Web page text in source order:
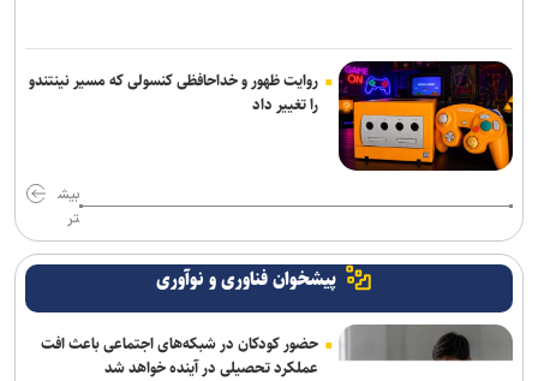
روایت ظهور و خداحافظی کنسولی که مسیر نینتندو
را تغییر داد
بیش
تر
پیشخوان فناوری و نوآوری
حضور کودکان در شبکه‌های اجتماعی باعث افت
عملکرد تحصیلی در آینده خواهد شد